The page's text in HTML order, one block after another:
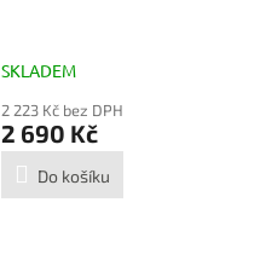
SKLADEM
2 223 Kč bez DPH
2 690 Kč
Do košíku